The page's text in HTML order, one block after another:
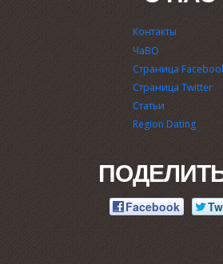
Контакты
ЧаВО
Страница
Страница Twitter
Статьи
Region Dating
Facebook